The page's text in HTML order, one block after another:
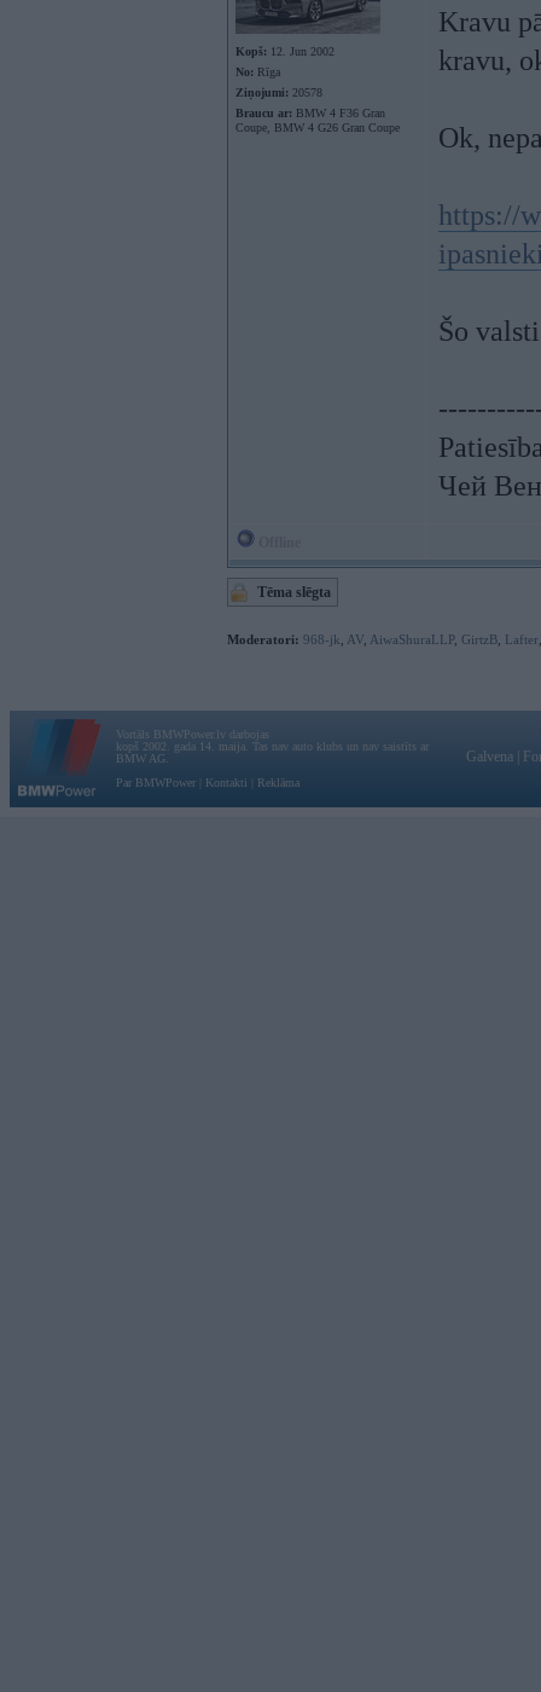
Kopš: 12. Jun 2002
No: Rīga
Ziņojumi: 20578
Braucu ar: BMW 4 F36 Gran
Coupe, BMW 4 G26 Gran Coupe
Kravu
kravu,
Ok,
https://
Šo
Чей
Tēma slēgta
Moderatori: 968-jk AV AiwaShuraLLP, GirtzB Lafter
Vortāls BMWPower.lv darbojas
kopš 2002. gada 14. maija. Tas nav auto klubs un nav saistīts ar
BMW AG.
Par BMWPower
Kontakti Reklāma
Galvena